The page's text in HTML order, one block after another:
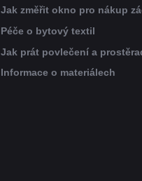
Jak změřit okno pro nákup
Péče o bytový textil
Jak prát povlečení a
Informace o materiálech